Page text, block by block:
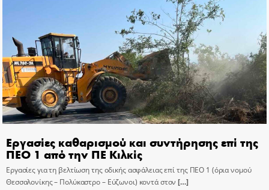
Εργασίες καθαρισμού και συντήρησης επί της
ΠΕΟ 1 από την ΠΕ Κιλκίς
Εργασίες για τη βελτίωση της οδικής ασφάλειας επί της ΠΕΟ 1 (όρια νομού
Θεσσαλονίκης – Πολύκαστρο – Εύζωνοι) κοντά στον […]